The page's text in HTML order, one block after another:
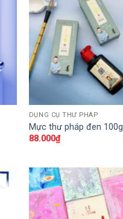
DỤNG CỤ THƯ PHÁP
Mực thư pháp đen 100g
88.000₫